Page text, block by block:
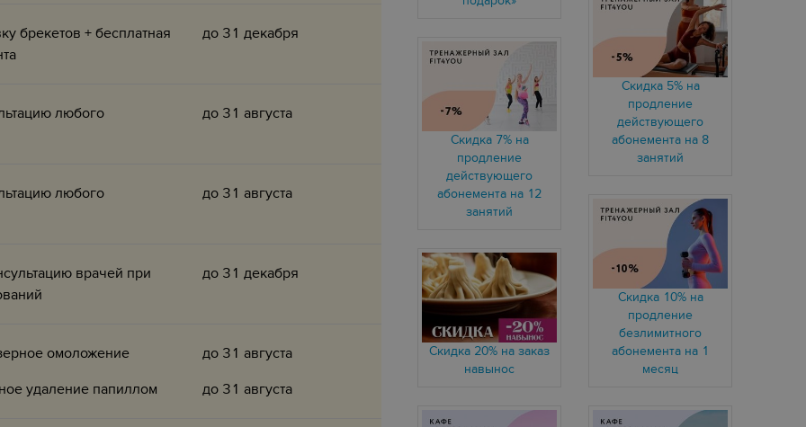
брекетов + бесплатная
до 31 декабря
любого
до 31 августа
любого
до 31 августа
врачей при
до 31 декабря
омоложение
до 31 августа
удаление папиллом
до 31 августа
Скидка 5% на
продление
действующего
абонемента на 8
занятий
Скидка 7% на
продление
действующего
абонемента на 12
занятий
Скидка 10% на
продление
безлимитного
абонемента на 1
месяц
Скидка 20% на заказ
навынос